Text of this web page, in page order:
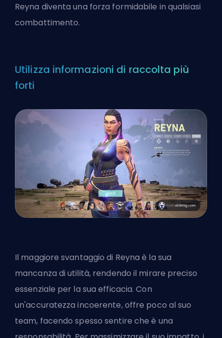
Reyna diventa una forza formidabile in qualsiasi
combattimento.
Utilizza informazioni di raccolta più
forti
Il maggiore svantaggio di Reyna è la sua
mancanza di utilità, rendendo il mirare preciso
essenziale per la sua efficacia. Con
un'accuratezza incoerente, offre poco al suo
team, facendo spesso sentire che è una